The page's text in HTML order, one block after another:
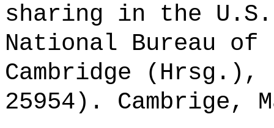
sharing in the
National Bureau of
Cambridge (Hrsg.),
25954). Cambrige,